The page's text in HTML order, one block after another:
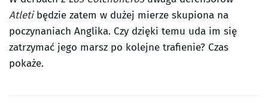
Atletibędzie zatem w dużej mierze skupiona na
poczynaniach Anglika. Czy dzięki temu uda im się
zatrzymać jego marsz po kolejne trafienie? Czas
pokaże.